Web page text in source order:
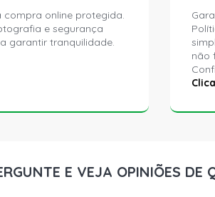
compra online protegida.
e segurança
garantir tranquilidade.
não
E VEJA OPINIÕES DE